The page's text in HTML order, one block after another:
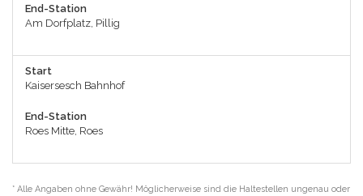
End-Station
Am Dorfplatz, Pillig
Start
Kaisersesch Bahnhof
End-Station
Roes Mitte, Roes
* Alle Angaben ohne Gewähr! Möglicherweise sind die Haltestellen ungenau oder